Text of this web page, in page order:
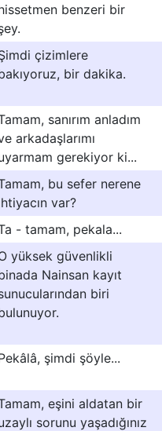
benzeri bir
çizimlere
bir dakika.
sanırım anladım
arkadaşlarımı
gerekiyor ki...
bu sefer nerene
var?
- tamam, pekala...
yüksek güvenlikli
Nainsan kayıt
biri
şimdi şöyle...
eşini aldatan bir
sorunu yaşadığınız